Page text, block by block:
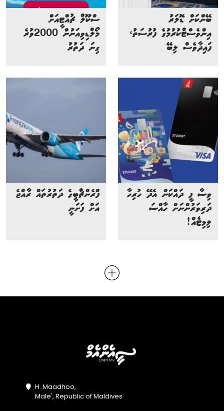
ބޭންކަށް ޑޮލަރު
އިންވެސްޓްކުރުމުގެ ފުރުސަތު،
ފައިދާވެސް ލިބޭ
ސްކޫލް ޗުއްޓީއަށް
މޯލްޑިވިއަނުން 2000ވުރެ
ގިނަ ދަތުރު
ވިސާ ފީ ދައްކަން އެދޭ ހުރިހާ
ދަރިވަރުންނަށް ހާއްސަ
ލިމިޓެއް!
ފްރެންޗްބީގެ ދަތުރުތައް ރާއްޖެ
އަށް ފަށަނީ
H. Maadhoo,
Male', Republic of Maldives